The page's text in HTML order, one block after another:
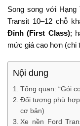
Song song với
Transit 10–12 chỗ
Đỉnh (First Class);
mức giá cao hơn (chi
Nội dung
Tổng quan: “Gói
Đối tượng phù
cơ bản)
Xe nền Ford